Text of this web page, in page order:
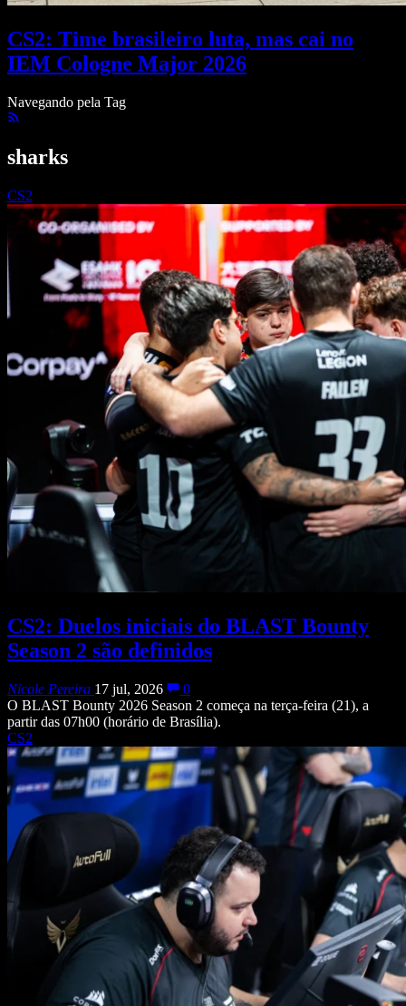
CS2: Time brasileiro luta, mas cai no
IEM Cologne Major 2026
Navegando pela Tag
sharks
CS2
CS2: Duelos iniciais do BLAST Bounty
Season 2 são definidos
Nicole Pereira 17 jul, 2026
0
O BLAST Bounty 2026 Season 2 começa na terça-feira (21), a
partir das 07h00 (horário de Brasília).
CS2